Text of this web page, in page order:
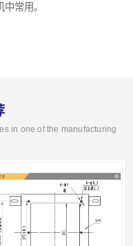
常用。
in one of the manufacturing